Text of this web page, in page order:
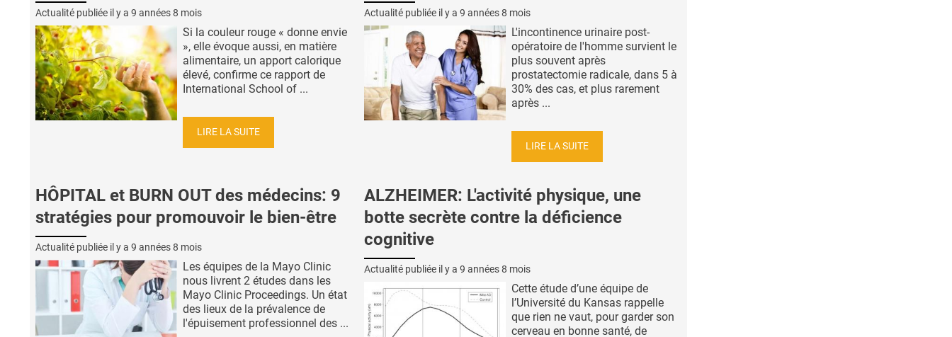
Actualité publiée il y a 9 années 8 mois
Si la couleur rouge « donne envie
», elle évoque aussi, en matière
alimentaire, un apport calorique
élevé, confirme ce rapport de
International School of ...
LIRE LA SUITE
Actualité publiée il y a 9 années 8 mois
L'incontinence urinaire post-
opératoire de l'homme survient le
plus souvent après
prostatectomie radicale, dans 5 à
30% des cas, et plus rarement
après ...
LIRE LA SUITE
HÔPITAL et BURN OUT des médecins: 9
stratégies pour promouvoir le bien-être
Actualité publiée il y a 9 années 8 mois
Les équipes de la Mayo Clinic
nous livrent 2 études dans les
Mayo Clinic Proceedings. Un état
des lieux de la prévalence de
l'épuisement professionnel des ...
ALZHEIMER: L'activité physique, une
botte secrète contre la déficience
cognitive
Actualité publiée il y a 9 années 8 mois
Cette étude d’une équipe de
l’Université du Kansas rappelle
que rien ne vaut, pour garder son
cerveau en bonne santé, de